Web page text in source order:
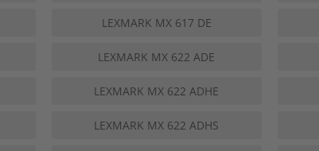
LEXMARK MX 617 DE
LEXMARK MX 622 ADE
LEXMARK MX 622 ADHE
LEXMARK MX 622 ADHS